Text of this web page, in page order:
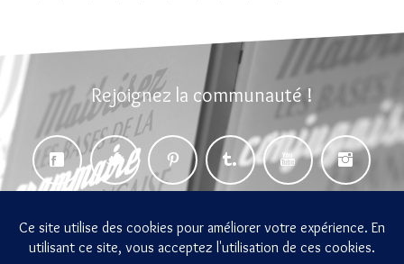
Rejoignez la communauté !